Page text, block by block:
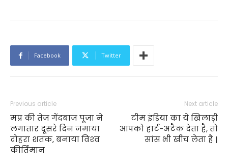
Facebook Twitter
Previous article
मप्र की तेज गेंदबाज पूजा ने
लगातार दूसरे दिन जमाया
दोहरा शतक, बनाया विश्‍व
कीर्तिमान
Next article
टीम इंडिया का ये खिलाड़ी
आपको हार्ट-अटैक देता है, तो
सांस भी खींच लेता है |